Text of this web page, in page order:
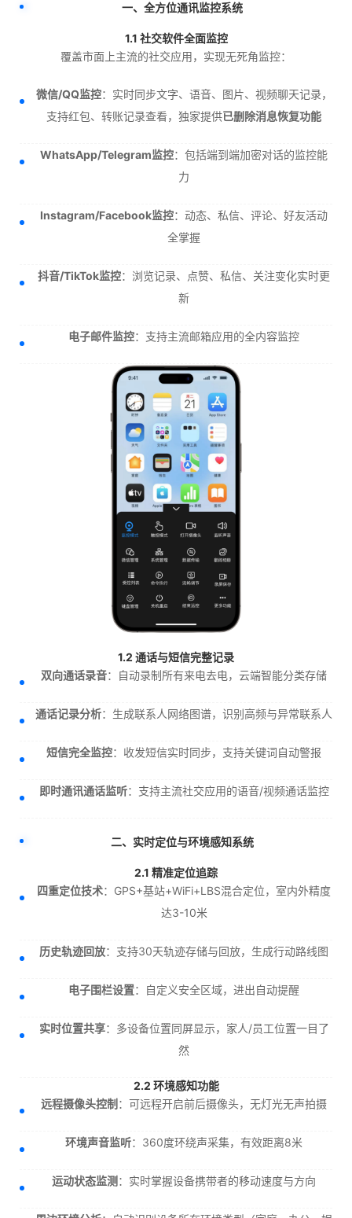
一、全方位通讯监控系统
1.1 社交软件全面监控
覆盖市面上主流的社交应用，实现无死角监控：
微信/QQ监控：实时同步文字、语音、图片、视频聊天记录，
支持红包、转账记录查看，独家提供已删除消息恢复功能
WhatsApp/Telegram监控：包括端到端加密对话的监控能
力
Instagram/Facebook监控：动态、私信、评论、好友活动
全掌握
抖音/TikTok监控：浏览记录、点赞、私信、关注变化实时更
新
电子邮件监控：支持主流邮箱应用的全内容监控
1.2 通话与短信完整记录
双向通话录音：自动录制所有来电去电，云端智能分类存储
通话记录分析：生成联系人网络图谱，识别高频与异常联系人
短信完全监控：收发短信实时同步，支持关键词自动警报
即时通讯通话监听：支持主流社交应用的语音/视频通话监控
二、实时定位与环境感知系统
2.1 精准定位追踪
四重定位技术：GPS+基站+WiFi+LBS混合定位，室内外精度
达3-10米
历史轨迹回放：支持30天轨迹存储与回放，生成行动路线图
电子围栏设置：自定义安全区域，进出自动提醒
实时位置共享：多设备位置同屏显示，家人/员工位置一目了
然
2.2 环境感知功能
远程摄像头控制 ：可远程开启前后摄像头，无灯光无声拍摄
环境声音监听：360度环绕声采集，有效距离8米
运动状态监测 ：实时掌握设备携带者的移动速度与方向